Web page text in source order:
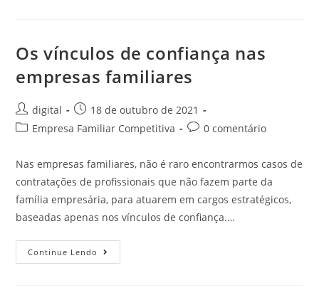
Os vínculos de confiança nas
empresas familiares
digital
18 de outubro de 2021
Empresa Familiar Competitiva
0 comentário
Nas empresas familiares, não é raro encontrarmos casos de
contratações de profissionais que não fazem parte da
família empresária, para atuarem em cargos estratégicos,
baseadas apenas nos vínculos de confiança.…
Continue Lendo